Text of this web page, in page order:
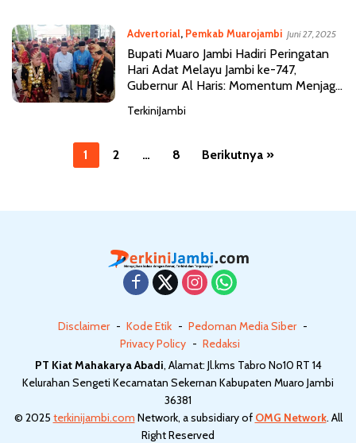
Advertorial, Pemkab Muarojambi Juni 27, 2025
Bupati Muaro Jambi Hadiri Peringatan
Hari Adat Melayu Jambi ke-747,
Gubernur Al Haris: Momentum Menjaga
TerkiniJambi
1 2 … 8 Berikutnya »
Disclaimer Kode Etik
Pedoman Media Siber
Privacy Policy
Redaksi
PT Kiat Mahakarya Abadi, Alamat: Jl.kms Tabro No10 RT 14
Kelurahan Sengeti Kecamatan Sekernan Kabupaten Muaro Jambi
36381
© 2025 terkinijambi.com Network, a subsidiary of OMG Network. All
Right Reserved